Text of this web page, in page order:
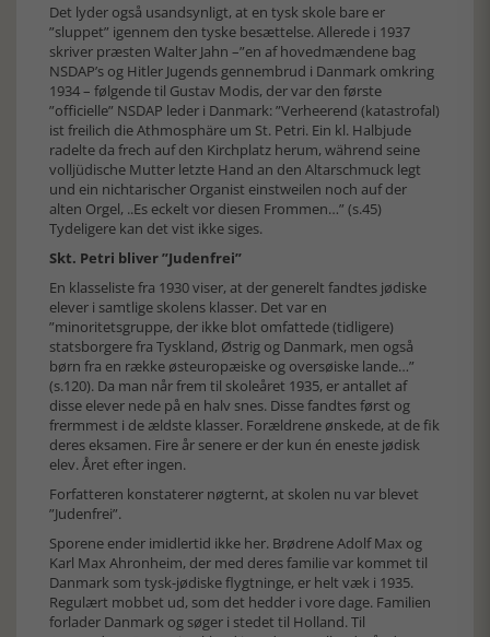
Det lyder også usandsynligt, at en tysk skole bare er
”sluppet” igennem den tyske besættelse. Allerede i 1937
skriver præsten Walter Jahn –”en af hovedmændene bag
NSDAP’s og Hitler Jugends gennembrud i Danmark omkring
1934 – følgende til Gustav Modis, der var den første
”officielle” NSDAP leder i Danmark: ”Verheerend (katastrofal)
ist freilich die Athmosphäre um St. Petri. Ein kl. Halbjude
radelte da frech auf den Kirchplatz herum, während seine
volljüdische Mutter letzte Hand an den Altarschmuck legt
und ein nichtarischer Organist einstweilen noch auf der
alten Orgel, ..Es eckelt vor diesen Frommen…” (s.45)
Tydeligere kan det vist ikke siges.
Skt. Petri bliver ”Judenfrei”
En klasseliste fra 1930 viser, at der generelt fandtes jødiske
elever i samtlige skolens klasser. Det var en
”minoritetsgruppe, der ikke blot omfattede (tidligere)
statsborgere fra Tyskland, Østrig og Danmark, men også
børn fra en række østeuropæiske og oversøiske lande…”
(s.120). Da man når frem til skoleåret 1935, er antallet af
disse elever nede på en halv snes. Disse fandtes først og
frermmest i de ældste klasser. Forældrene ønskede, at de fik
deres eksamen. Fire år senere er der kun én eneste jødisk
elev. Året efter ingen.
Forfatteren konstaterer nøgternt, at skolen nu var blevet
”Judenfrei”.
Sporene ender imidlertid ikke her. Brødrene Adolf Max og
Karl Max Ahronheim, der med deres familie var kommet til
Danmark som tysk-jødiske flygtninge, er helt væk i 1935.
Regulært mobbet ud, som det hedder i vore dage. Familien
forlader Danmark og søger i stedet til Holland. Til